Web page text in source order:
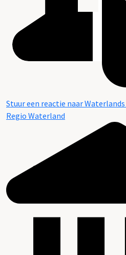
Stuur een reactie naar
Regio Waterland